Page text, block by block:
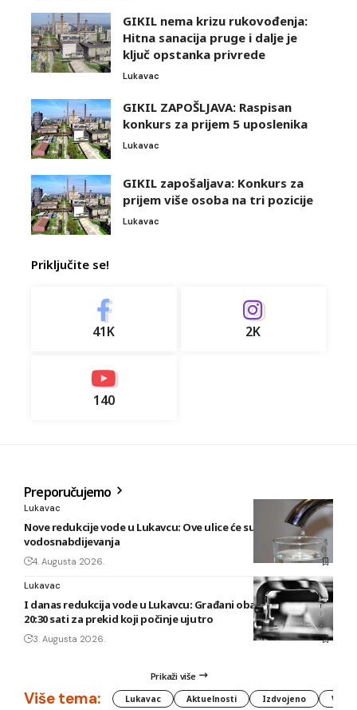
GIKIL nema krizu rukovođenja:
Hitna sanacija pruge i dalje je
ključ opstanka privrede
Lukavac
GIKIL ZAPOŠLJAVA: Raspisan
konkurs za prijem 5 uposlenika
Lukavac
GIKIL zapošaljava: Konkurs za
prijem više osoba na tri pozicije
Lukavac
Priključite se!
41K 2K
140
Preporučujemo
Lukavac
Nove redukcije vode u Lukavcu: Ove ulice će sutra biti bez
vodosnabdijevanja
4. Augusta 2026.
Lukavac
I danas redukcija vode u Lukavcu: Građani obaviješteni tek u
20:30 sati za prekid koji počinje ujutro
3. Augusta 2026.
Prikaži više
Više tema: Lukavac Aktuelnosti Izdvojeno